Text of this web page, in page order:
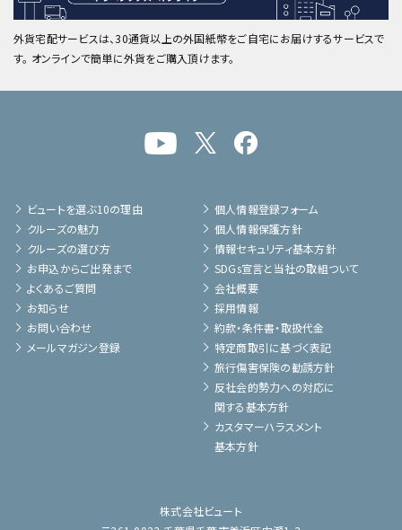
外貨宅配サービスは、30通貨以上の外国紙幣をご自宅にお届けするサービスで
す。 オンラインで簡単に外貨をご購入頂けます。
ビュートを選ぶ10の理由
クルーズの魅力
クルーズの選び方
お申込からご出発まで
よくあるご質問
お知らせ
お問い合わせ
メールマガジン登録
個人情報登録フォーム
個人情報保護方針
情報セキュリティ基本方針
SDGs宣言と当社の取組ついて
会社概要
採用情報
約款・条件書・取扱代金
特定商取引に基づく表記
旅行傷害保険の勧誘方針
反社会的勢力への対応に
関する基本方針
カスタマーハラスメント
基本方針
株式会社ビュート